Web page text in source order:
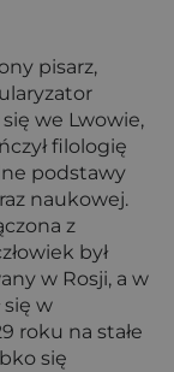
pisarz,
we Lwowie,
filologię
podstawy
naukowej.
z
był
w Rosji, a w
się w
roku na stałe
się